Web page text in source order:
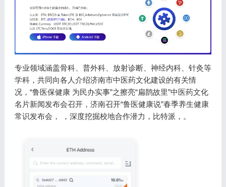
专业领域涵盖骨科、普外科、放射诊断、神经内科、针灸等
学科，共同向各人介绍济南市中医药文化建设的有关情
况，“鲁医保健康 为民办实事”之擦亮“扁鹊故里”中医药文化
名片新闻发布会召开，济南召开“鲁医健康说”春季养生健康
常识发布会， ，深度挖掘校地合作潜力，比特派，。